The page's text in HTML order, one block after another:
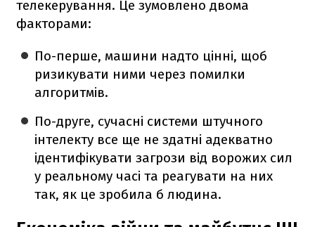
телекерування. Це зумовлено двома
факторами:
По-перше, машини надто цінні, щоб
ризикувати ними через помилки
алгоритмів.
По-друге, сучасні системи штучного
інтелекту все ще не здатні адекватно
ідентифікувати загрози від ворожих сил
у реальному часі та реагувати на них
так, як це зробила б людина.